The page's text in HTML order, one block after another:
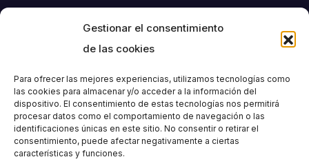
Gestionar el consentimiento
de las cookies
Para ofrecer las mejores experiencias, utilizamos tecnologías como
las cookies para almacenar y/o acceder a la información del
dispositivo. El consentimiento de estas tecnologías nos permitirá
procesar datos como el comportamiento de navegación o las
identificaciones únicas en este sitio. No consentir o retirar el
consentimiento, puede afectar negativamente a ciertas
características y funciones.
Societat
Excursionista de